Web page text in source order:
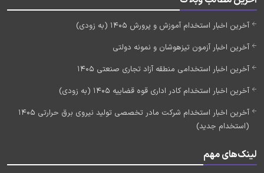
آخرین اخبار استخدام آموزش و پرورش 1405 (به زودی)
آخرین اخبار آزمون تیزهوشان و نمونه دولتی
آخرین اخبار استخدامی منطقه آزاد تجاری صنعتی 1405
آخرین اخبار استخدام کادر اداری قوه قضاییه 1405 (به زودی)
آخرین اخبار استخدام شرکت مادر تخصصی تولید نیروی برق حرارتی 1405
(استخدام جدید)
لینک‌های مهم